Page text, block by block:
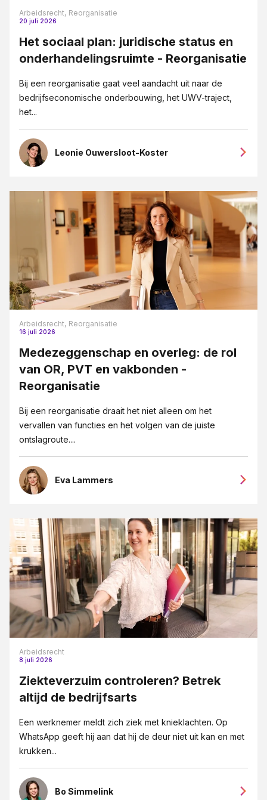
Arbeidsrecht, Reorganisatie
20 juli 2026
Het sociaal plan: juridische status en
onderhandelingsruimte - Reorganisatie
Bij een reorganisatie gaat veel aandacht uit naar de
bedrijfseconomische onderbouwing, het UWV-traject,
het...
Leonie Ouwersloot-Koster
Arbeidsrecht, Reorganisatie
16 juli 2026
Medezeggenschap en overleg: de rol
van OR, PVT en vakbonden -
Reorganisatie
Bij een reorganisatie draait het niet alleen om het
vervallen van functies en het volgen van de juiste
ontslagroute....
Eva Lammers
Arbeidsrecht
8 juli 2026
Ziekteverzuim controleren? Betrek
altijd de bedrijfsarts
Een werknemer meldt zich ziek met knieklachten. Op
WhatsApp geeft hij aan dat hij de deur niet uit kan en met
krukken...
Bo Simmelink